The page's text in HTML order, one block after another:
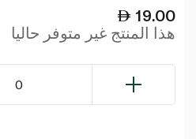
19.00
هذا المنتج غير متوفر حاليا
0